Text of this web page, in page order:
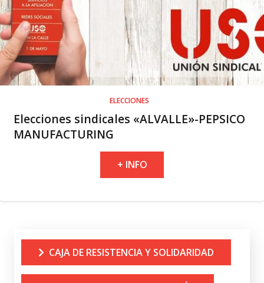
ELECCIONES
Elecciones sindicales «ALVALLE»-PEPSICO
MANUFACTURING
+ INFO
CAJA DE RESISTENCIA Y SOLIDARIDAD